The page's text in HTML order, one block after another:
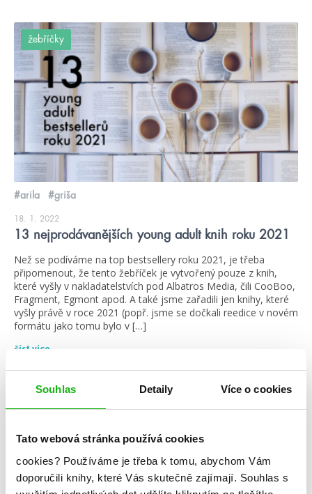
Souhlas Detaily Více o cookies
Tato webová stránka používá cookies
cookies? Používáme je třeba k tomu, abychom Vám
doporučili knihy, které Vás skutečně zajímají. Souhlas s
žebříčky
#arila #griša
18. 1. 2022
13 nejprodávanějších young adult knih roku 2021
Než se podíváme na top bestsellery roku 2021, je třeba
připomenout, že tento žebříček je vytvořený pouze z knih,
které vyšly v nakladatelstvích pod Albatros Media, čili CooBoo,
Fragment, Egmont apod. A také jsme zařadili jen knihy, které
vyšly právě v roce 2021 (popř. jsme se dočkali reedice v novém
formátu jako tomu bylo v […]
číst více
žebříčky